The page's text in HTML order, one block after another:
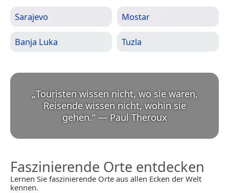
Sarajevo Mostar
Banja Luka Tuzla
„Touristen wissen nicht, wo sie waren,
Reisende wissen nicht, wohin sie
gehen.“ — Paul Theroux
Faszinierende Orte entdecken
Lernen Sie faszinierende Orte aus allen Ecken der Welt
kennen.